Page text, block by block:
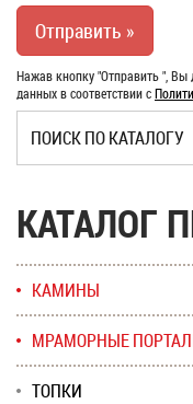
Нажав кнопку "Отправить ", Вы
данных в соответствии с
КАТАЛОГ
КАМИНЫ
МРАМОРНЫЕ
ТОПКИ